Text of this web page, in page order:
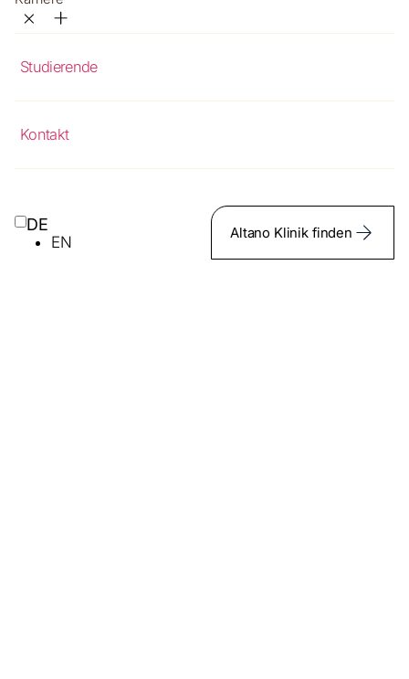
Studierende
Kontakt
DE
EN
Altano Klinik finden